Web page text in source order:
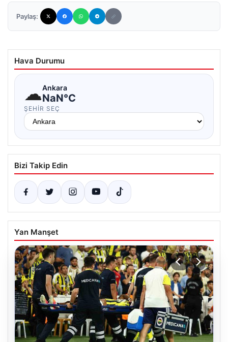
Paylaş:
Hava Durumu
☁Ankara
NaN°C
ŞEHIR SEÇ
Bizi Takip Edin
Yan Manşet